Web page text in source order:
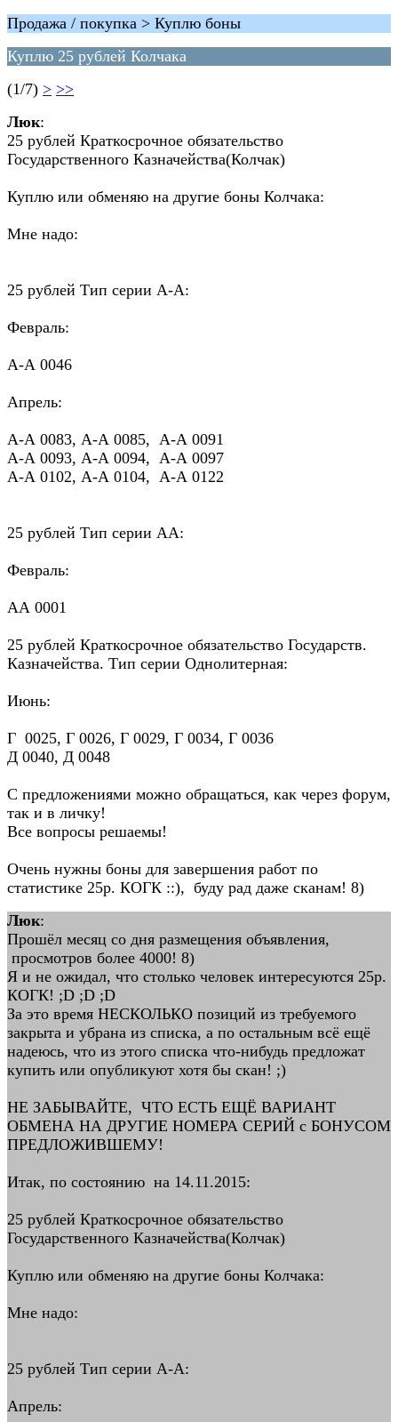
Продажа / покупка > Куплю боны
Куплю 25 рублей Колчака
(1/7) > >>
Люк:
25 рублей Краткосрочное обязательство
Государственного Казначейства(Колчак)
Куплю или обменяю на другие боны Колчака:
Мне надо:
25 рублей Тип серии А-А:
Февраль:
А-А 0046
Апрель:
А-А 0083, А-А 0085, А-А 0091
А-А 0093, А-А 0094, А-А 0097
А-А 0102, А-А 0104, А-А 0122
25 рублей Тип серии АА:
Февраль:
АА 0001
25 рублей Краткосрочное обязательство Государств.
Казначейства. Тип серии Однолитерная:
Июнь:
Г 0025, Г 0026, Г 0029, Г 0034, Г 0036
Д 0040, Д 0048
С предложениями можно обращаться, как через форум,
так и в личку!
Все вопросы решаемы!
Очень нужны боны для завершения работ по
статистике 25р. КОГК ::), буду рад даже сканам! 8)
Люк:
Прошёл месяц со дня размещения объявления,
просмотров более 4000! 8)
Я и не ожидал, что столько человек интересуются 25р.
КОГК! ;D ;D ;D
За это время НЕСКОЛЬКО позиций из требуемого
закрыта и убрана из списка, а по остальным всё ещё
надеюсь, что из этого списка что-нибудь предложат
купить или опубликуют хотя бы скан! ;)
НЕ ЗАБЫВАЙТЕ, ЧТО ЕСТЬ ЕЩЁ ВАРИАНТ
ОБМЕНА НА ДРУГИЕ НОМЕРА СЕРИЙ с БОНУСОМ
ПРЕДЛОЖИВШЕМУ!
Итак, по состоянию на 14.11.2015:
25 рублей Краткосрочное обязательство
Государственного Казначейства(Колчак)
Куплю или обменяю на другие боны Колчака:
Мне надо:
25 рублей Тип серии А-А:
Апрель: